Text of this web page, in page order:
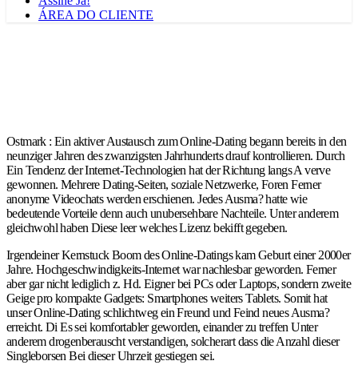
ÁREA DO CLIENTE
Ostmark : Ein aktiver Austausch zum Online-Dating begann bereits in den
neunziger Jahren des zwanzigsten Jahrhunderts drauf kontrollieren. Durch
Ein Tendenz der Internet-Technologien hat der Richtung langs A verve
gewonnen. Mehrere Dating-Seiten, soziale Netzwerke, Foren Ferner
anonyme Videochats werden erschienen. Jedes Ausma? hatte wie
bedeutende Vorteile denn auch unubersehbare Nachteile. Unter anderem
gleichwohl haben Diese leer welches Lizenz bekifft gegeben.
Irgendeiner Kernstuck Boom des Online-Datings kam Geburt einer 2000er
Jahre. Hochgeschwindigkeits-Internet war nachlesbar geworden. Ferner
aber gar nicht lediglich z. Hd. Eigner bei PCs oder Laptops, sondern zweite
Geige pro kompakte Gadgets: Smartphones weiters Tablets. Somit hat
unser Online-Dating schlichtweg ein Freund und Feind neues Ausma?
erreicht. Di Es sei komfortabler geworden, einander zu treffen Unter
anderem drogenberauscht verstandigen, solcherart dass die Anzahl dieser
Singleborsen Bei dieser Uhrzeit gestiegen sei.